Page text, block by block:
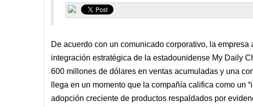
De acuerdo con un comunicado corporativo, la
integración estratégica de la estadounidense My Daily
600 millones de dólares en ventas acumuladas y una
llega en un momento que la compañía califica como un
adopción creciente de productos respaldados por